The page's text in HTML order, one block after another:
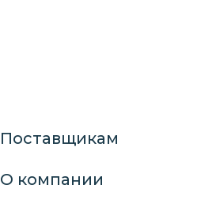
Поставщикам
О компании